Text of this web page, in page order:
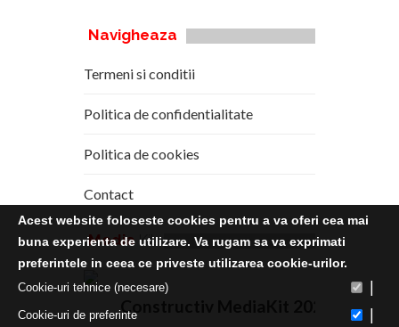
Navigheaza
Termeni si conditii
Politica de confidentialitate
Politica de cookies
Contact
Media Kit
Constructiv MediaKit 2020
Acest website foloseste cookies pentru a va oferi cea mai
buna experienta de utilizare. Va rugam sa va exprimati
preferintele in ceea ce priveste utilizarea cookie-urilor.
Cookie-uri tehnice (necesare)
Cookie-uri de preferinte